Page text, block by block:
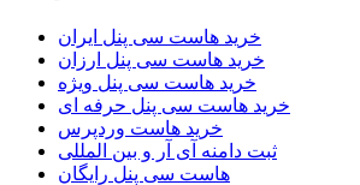
خرید هاست سی پنل ایران
خرید هاست سی پنل ارزان
خرید هاست سی پنل ویژه
خرید هاست سی پنل حرفه ای
خرید هاست وردپرس
ثبت دامنه آی آر و بین المللی
هاست سی پنل رایگان